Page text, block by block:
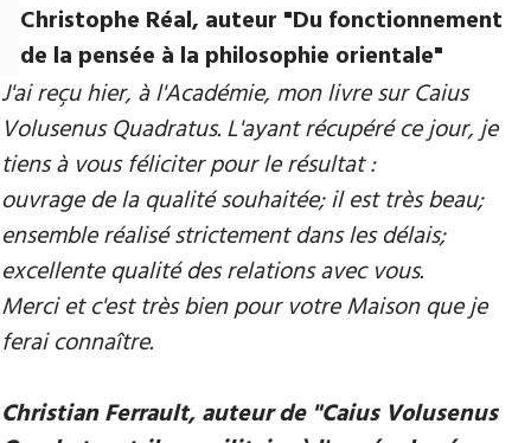
Christophe Réal, auteur ​"Du fonctionnement
de la pensée à la philosophie orientale"
J'ai reçu hier, à l'Académie, mon livre sur Caius
Volusenus Quadratus. L'ayant récupéré ce jour, je
tiens à vous féliciter pour le résultat :
ouvrage de la qualité souhaitée; il est très beau;
ensemble réalisé strictement dans les délais;
excellente qualité des relations avec vous.
Merci et c'est très bien pour votre Maison que je
ferai connaître.
Christian Ferrault, auteur de "Caius Volusenus